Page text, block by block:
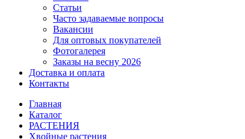
Статьи
Часто задаваемые вопросы
Вакансии
Для оптовых покупателей
Фотогалерея
Заказы на весну 2026
Доставка и оплата
Контакты
Главная
Каталог
РАСТЕНИЯ
Хвойные растения